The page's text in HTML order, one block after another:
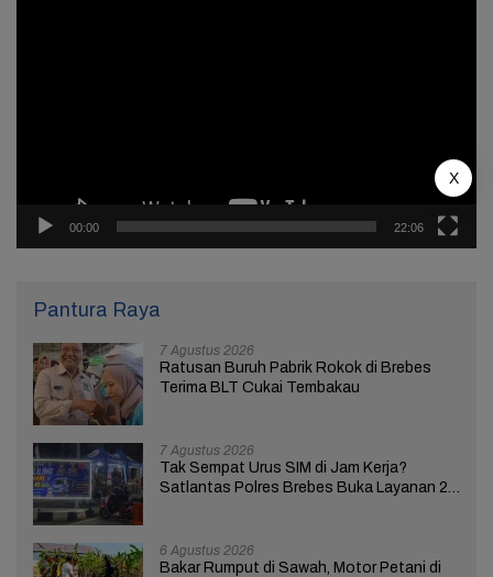
00:00 22:06
Pantura Raya
7 Agustus 2026
Ratusan Buruh Pabrik Rokok di Brebes
Terima BLT Cukai Tembakau
7 Agustus 2026
Tak Sempat Urus SIM di Jam Kerja?
Satlantas Polres Brebes Buka Layanan 24
6 Agustus 2026
Bakar Rumput di Sawah, Motor Petani di
X